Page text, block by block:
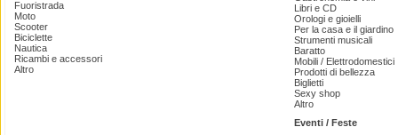
Fuoristrada
Moto
Scooter
Biciclette
Nautica
Ricambi e accessori
Altro
Libri e CD
Orologi e gioielli
Per la casa e il giardino
Strumenti musicali
Baratto
Mobili / Elettrodomestici
Prodotti di bellezza
Biglietti
Sexy shop
Altro
Eventi / Feste